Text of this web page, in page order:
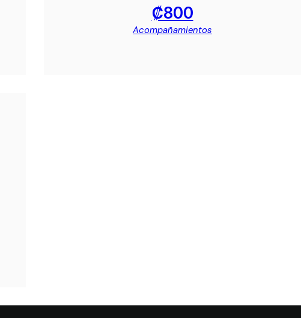
₡800
Acompañamientos